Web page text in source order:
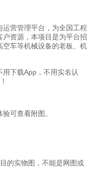
营管理平台，为全国工程
资源，本项目是为平台招
车等机械设备的老板、机
用下载App，不用实名认
可查看附图。
的实物图，不能是网图或